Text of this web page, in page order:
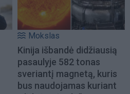
Mokslas
Kinija išbandė didžiausią
pasaulyje 582 tonas
sveriantį magnetą, kuris
bus naudojamas kuriant